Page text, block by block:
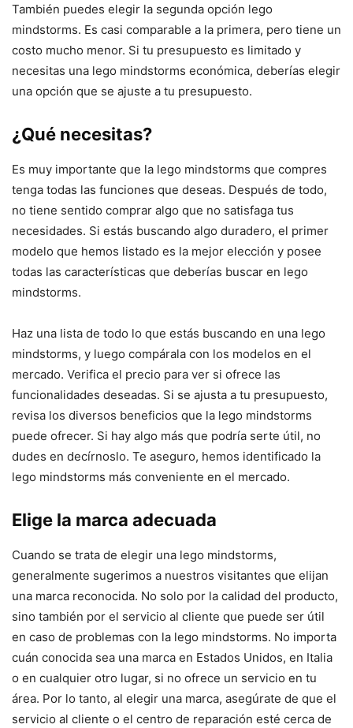
También puedes elegir la segunda opción lego
mindstorms. Es casi comparable a la primera, pero tiene un
costo mucho menor. Si tu presupuesto es limitado y
necesitas una lego mindstorms económica, deberías elegir
una opción que se ajuste a tu presupuesto.
¿Qué necesitas?
Es muy importante que la lego mindstorms que compres
tenga todas las funciones que deseas. Después de todo,
no tiene sentido comprar algo que no satisfaga tus
necesidades. Si estás buscando algo duradero, el primer
modelo que hemos listado es la mejor elección y posee
todas las características que deberías buscar en lego
mindstorms.
Haz una lista de todo lo que estás buscando en una lego
mindstorms, y luego compárala con los modelos en el
mercado. Verifica el precio para ver si ofrece las
funcionalidades deseadas. Si se ajusta a tu presupuesto,
revisa los diversos beneficios que la lego mindstorms
puede ofrecer. Si hay algo más que podría serte útil, no
dudes en decírnoslo. Te aseguro, hemos identificado la
lego mindstorms más conveniente en el mercado.
Elige la marca adecuada
Cuando se trata de elegir una lego mindstorms,
generalmente sugerimos a nuestros visitantes que elijan
una marca reconocida. No solo por la calidad del producto,
sino también por el servicio al cliente que puede ser útil
en caso de problemas con la lego mindstorms. No importa
cuán conocida sea una marca en Estados Unidos, en Italia
o en cualquier otro lugar, si no ofrece un servicio en tu
área. Por lo tanto, al elegir una marca, asegúrate de que el
servicio al cliente o el centro de reparación esté cerca de